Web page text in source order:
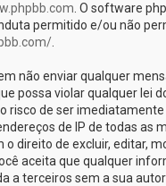
. O software
permitido e/ou não
.
não enviar qualquer
possa violar qualquer lei
risco de ser
de IP de todas as
o direito de excluir, editar,
aceita que qualquer
a terceiros sem a sua